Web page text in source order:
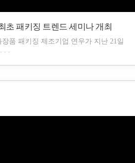
초 패키징 트렌드 세미나 개최
품 패키징 제조기업 연우가 지난 21일
.